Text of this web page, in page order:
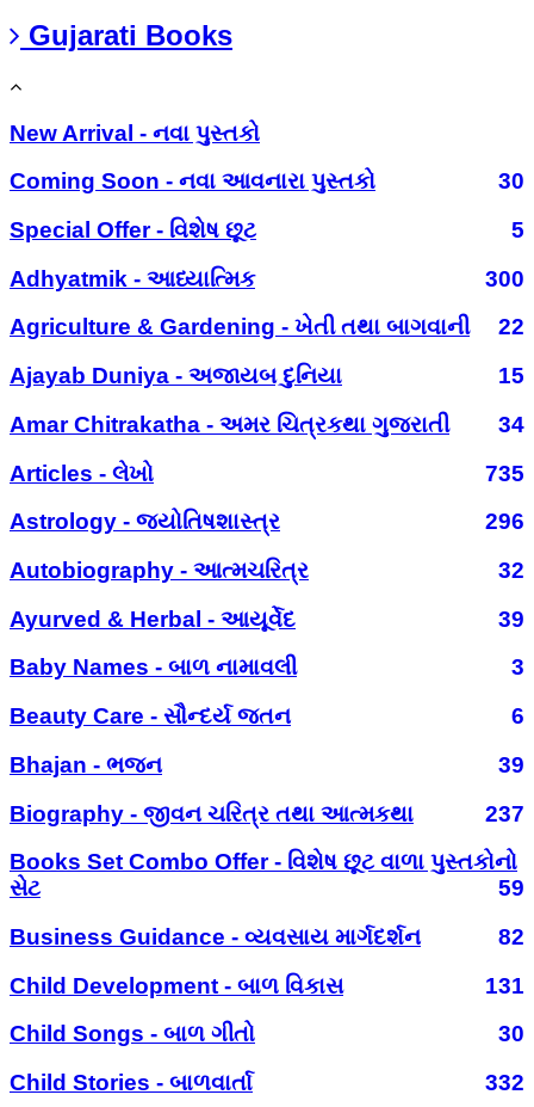
Gujarati Books
New Arrival - નવા પુસ્તકો
Coming Soon - નવા આવનારા પુસ્તકો
30
Special Offer - વિશેષ છૂટ
5
Adhyatmik - આધ્યાત્મિક
300
Agriculture & Gardening - ખેતી તથા બાગવાની
22
Ajayab Duniya - અજાયબ દુનિયા
15
Amar Chitrakatha - અમર ચિત્રકથા ગુજરાતી
34
Articles - લેખો
735
Astrology - જ્યોતિષશાસ્ત્ર
296
Autobiography - આત્મચરિત્ર
32
Ayurved & Herbal - આયૂર્વેદ
39
Baby Names - બાળ નામાવલી
3
Beauty Care - સૌન્દર્ય જતન
6
Bhajan - ભજન
39
Biography - જીવન ચરિત્ર તથા આત્મકથા
237
Books Set Combo Offer - વિશેષ છૂટ વાળા પુસ્તકોનો
સેટ
59
Business Guidance - વ્યવસાય માર્ગદર્શન
82
Child Development - બાળ વિકાસ
131
Child Songs - બાળ ગીતો
30
Child Stories - બાળવાર્તા
332